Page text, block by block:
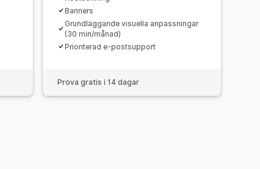
Banners
Grundläggande visuella anpassningar
(30 min/månad)
Prioriterad e-postsupport
Prova gratis i 14 dagar